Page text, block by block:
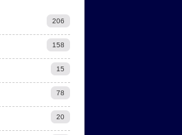
206
158
15
78
20